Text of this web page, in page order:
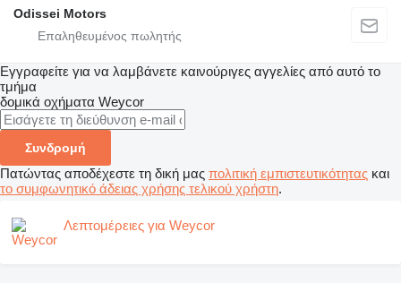
Odissei Motors
Εγγραφείτε για να λαμβάνετε καινούριγες αγγελίες από αυτό το
τμήμα
δομικά οχήματα Weycor
Συνδρομή
Πατώντας αποδέχεστε τη δική μας πολιτική εμπιστευτικότητας και
το συμφωνητικό άδειας χρήσης τελικού χρήστη.
Λεπτομέρειες για Weycor